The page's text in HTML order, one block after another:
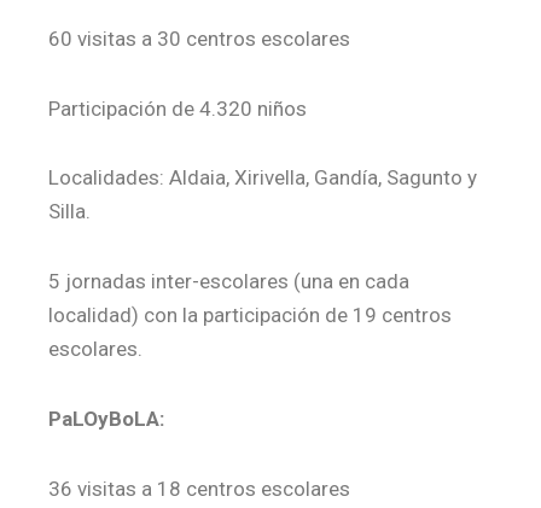
60 visitas a 30 centros escolares
Participación de 4.320 niños
Localidades: Aldaia, Xirivella, Gandía, Sagunto y
Silla.
5 jornadas inter-escolares (una en cada
localidad) con la participación de 19 centros
escolares.
PaLOyBoLA:
36 visitas a 18 centros escolares